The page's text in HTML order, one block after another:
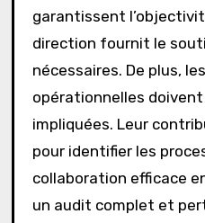
garantissent
direction fournit le
nécessaires. De plus,
opérationnelles
impliquées. Leur
pour identifier les
collaboration efficace
un audit complet et